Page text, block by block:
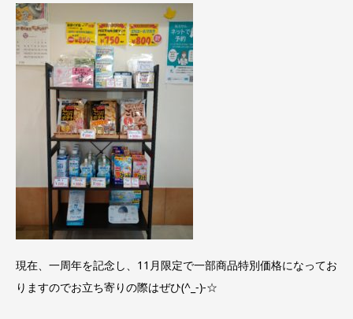
現在、一周年を記念し、11月限定で一部商品特別価格になってお
りますのでお立ち寄りの際はぜひ(^_-)-☆